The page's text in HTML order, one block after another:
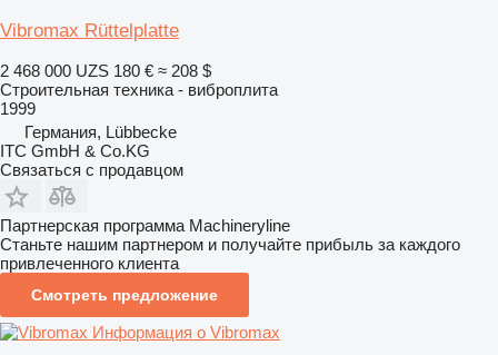
Vibromax Rüttelplatte
2 468 000 UZS 180 € ≈ 208 $
Строительная техника - виброплита
1999
Германия, Lübbecke
ITC GmbH & Co.KG
Связаться с продавцом
Партнерская программа Machineryline
Станьте нашим партнером и получайте прибыль за каждого
привлеченного клиента
Смотреть предложение
Информация о Vibromax